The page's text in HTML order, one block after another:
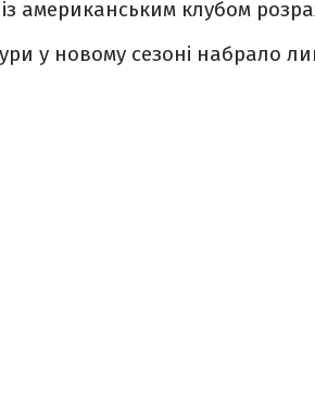
американським клубом
у новому сезоні набрало